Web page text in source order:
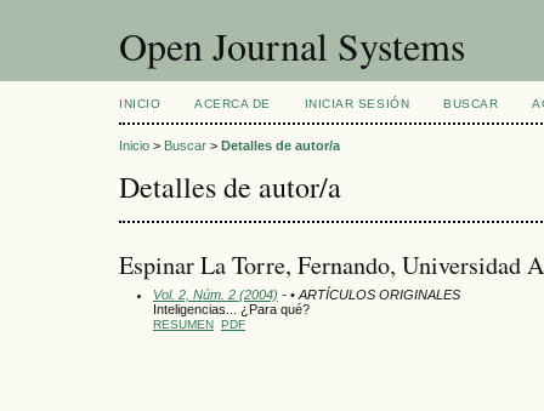
Open Journal Systems
INICIO ACERCA DE INICIAR SESIÓN BUSCAR
Inicio > Buscar > Detalles de autor/a
Detalles de autor/a
Espinar La Torre, Fernando, Universidad
Vol. 2, Núm. 2 (2004) - • ARTÍCULOS ORIGINALES
Inteligencias... ¿Para qué?
RESUMEN PDF